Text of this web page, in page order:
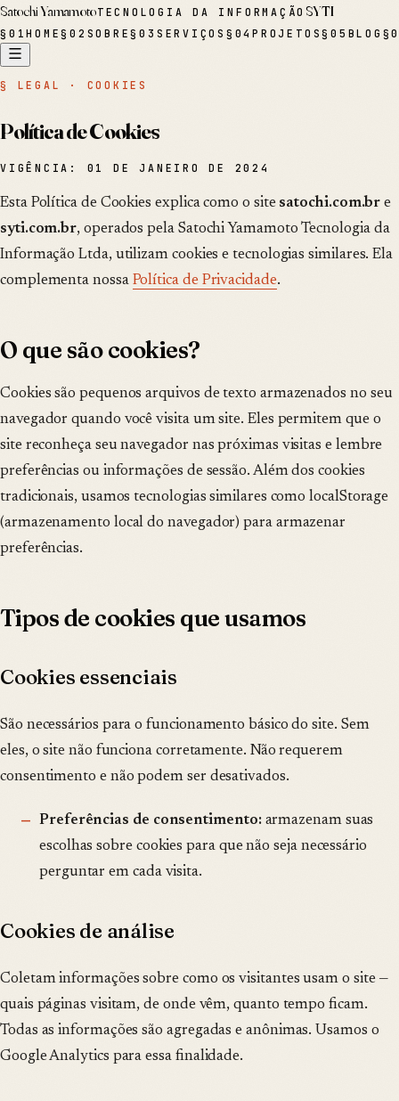
Satochi YamamotoTECNOLOGIA DA INFORMAÇÃOSYTI
§ 01HOME§02 SOBRE§03 SERVIÇOS § 04PROJETOS§05 BLOG §
§ LEGAL · COOKIES
Política de Cookies
VIGÊNCIA: 01 DE JANEIRO DE 2024
Esta Política de Cookies explica como o site satochi.com.br e
syti.com.br, operados pela Satochi Yamamoto Tecnologia da
Informação Ltda, utilizam cookies e tecnologias similares. Ela
complementa nossa Política de Privacidade.
O que são cookies?
Cookies são pequenos arquivos de texto armazenados no seu
navegador quando você visita um site. Eles permitem que o
site reconheça seu navegador nas próximas visitas e lembre
preferências ou informações de sessão. Além dos cookies
tradicionais, usamos tecnologias similares como localStorage
(armazenamento local do navegador) para armazenar
preferências.
Tipos de cookies que usamos
Cookies essenciais
São necessários para o funcionamento básico do site. Sem
eles, o site não funciona corretamente. Não requerem
consentimento e não podem ser desativados.
Preferências de consentimento:armazenam suas
escolhas sobre cookies para que não seja necessário
perguntar em cada visita.
Cookies de análise
Coletam informações sobre como os visitantes usam o site —
quais páginas visitam, de onde vêm, quanto tempo ficam.
Todas as informações são agregadas e anônimas. Usamos o
Google Analytics para essa finalidade.